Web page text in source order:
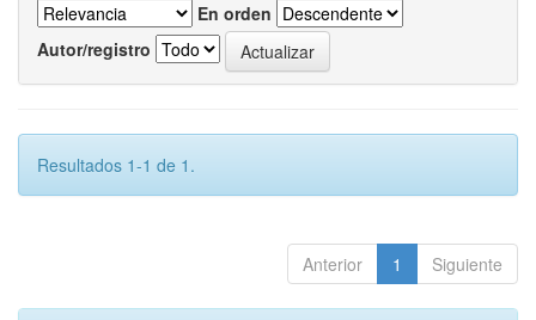
En orden
Autor/registro
Resultados 1-1 de 1.
Anterior 1 Siguiente